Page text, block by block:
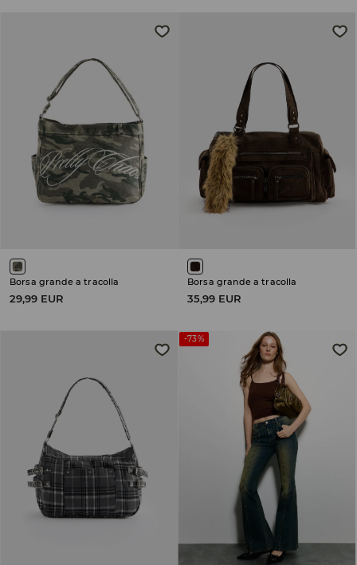
Borsa grande a tracolla
29,99 EUR
Borsa grande a tracolla
35,99 EUR
-73%